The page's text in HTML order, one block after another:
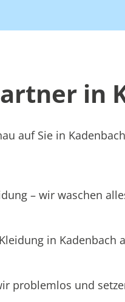
in
auf Sie in
– wir waschen
in Kadenbach
problemlos und